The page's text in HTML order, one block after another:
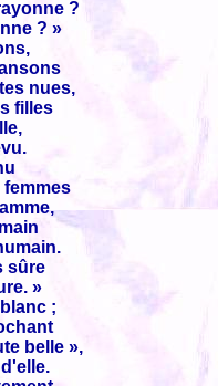
?
? »
nues,
filles
femmes
sûre
»
;
belle »,